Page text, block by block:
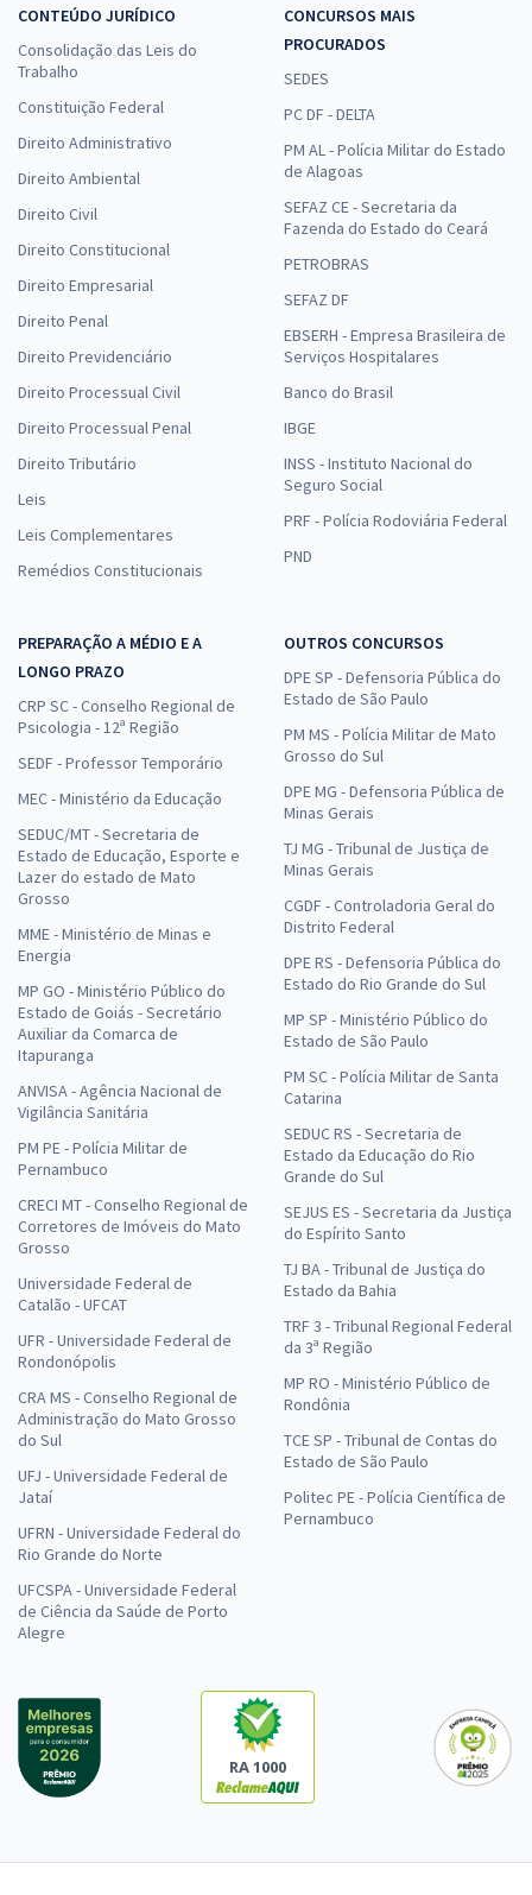
CONTEÚDO JURÍDICO
Consolidação das Leis do
Trabalho
Constituição Federal
Direito Administrativo
Direito Ambiental
Direito Civil
Direito Constitucional
Direito Empresarial
Direito Penal
Direito Previdenciário
Direito Processual Civil
Direito Processual Penal
Direito Tributário
Leis
Leis Complementares
Remédios Constitucionais
CONCURSOS MAIS
PROCURADOS
SEDES
PC DF - DELTA
PM AL - Polícia Militar do Estado
de Alagoas
SEFAZ CE - Secretaria da
Fazenda do Estado do Ceará
PETROBRAS
SEFAZ DF
EBSERH - Empresa Brasileira de
Serviços Hospitalares
Banco do Brasil
IBGE
INSS - Instituto Nacional do
Seguro Social
PRF - Polícia Rodoviária Federal
PND
PREPARAÇÃO A MÉDIO E A
LONGO PRAZO
CRP SC - Conselho Regional de
Psicologia - 12ª Região
SEDF - Professor Temporário
MEC - Ministério da Educação
SEDUC/MT - Secretaria de
Estado de Educação, Esporte e
Lazer do estado de Mato
Grosso
MME - Ministério de Minas e
Energia
MP GO - Ministério Público do
Estado de Goiás - Secretário
Auxiliar da Comarca de
Itapuranga
ANVISA - Agência Nacional de
Vigilância Sanitária
PM PE - Polícia Militar de
Pernambuco
CRECI MT - Conselho Regional de
Corretores de Imóveis do Mato
Grosso
Universidade Federal de
Catalão - UFCAT
UFR - Universidade Federal de
Rondonópolis
CRA MS - Conselho Regional de
Administração do Mato Grosso
do Sul
UFJ - Universidade Federal de
Jataí
UFRN - Universidade Federal do
Rio Grande do Norte
UFCSPA - Universidade Federal
de Ciência da Saúde de Porto
Alegre
OUTROS CONCURSOS
DPE SP - Defensoria Pública do
Estado de São Paulo
PM MS - Polícia Militar de Mato
Grosso do Sul
DPE MG - Defensoria Pública de
Minas Gerais
TJ MG - Tribunal de Justiça de
Minas Gerais
CGDF - Controladoria Geral do
Distrito Federal
DPE RS - Defensoria Pública do
Estado do Rio Grande do Sul
MP SP - Ministério Público do
Estado de São Paulo
PM SC - Polícia Militar de Santa
Catarina
SEDUC RS - Secretaria de
Estado da Educação do Rio
Grande do Sul
SEJUS ES - Secretaria da Justiça
do Espírito Santo
TJ BA - Tribunal de Justiça do
Estado da Bahia
TRF 3 - Tribunal Regional Federal
da 3ª Região
MP RO - Ministério Público de
Rondônia
TCE SP - Tribunal de Contas do
Estado de São Paulo
Politec PE - Polícia Científica de
Pernambuco
RA 1000